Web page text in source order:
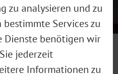
in Folge
Dr. Caroline
der Madame
zu analysieren und zu
Services zu
Dienste benötigen wir
jederzeit
Informationen zu